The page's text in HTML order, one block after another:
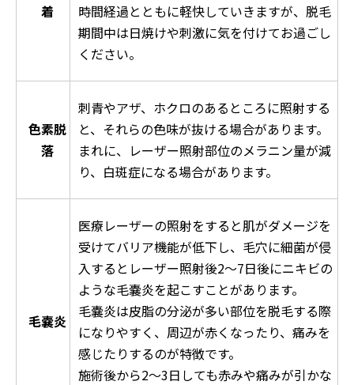
着
時間経過とともに軽快していきますが、脱毛
期間中は日焼けや刺激に気を付けてお過ごし
ください。
色素脱
落
刺青やアザ、ホクロのあるところに照射する
と、それらの色味が抜ける場合があります。
まれに、レーザー照射部位のメラニン量が減
り、白斑症になる場合があります。
毛嚢炎
医療レーザーの照射をすると肌がダメージを
受けてバリア機能が低下し、毛穴に細菌が侵
入するとレーザー照射後2～7日後にニキビの
ような毛嚢炎を起こすことがあります。
毛嚢炎は皮脂の分泌が多い部位を脱毛する際
になりやすく、周辺が赤くなったり、痛みを
感じたりするのが特徴です。
施術後から2〜3日しても赤みや痛みが引かな